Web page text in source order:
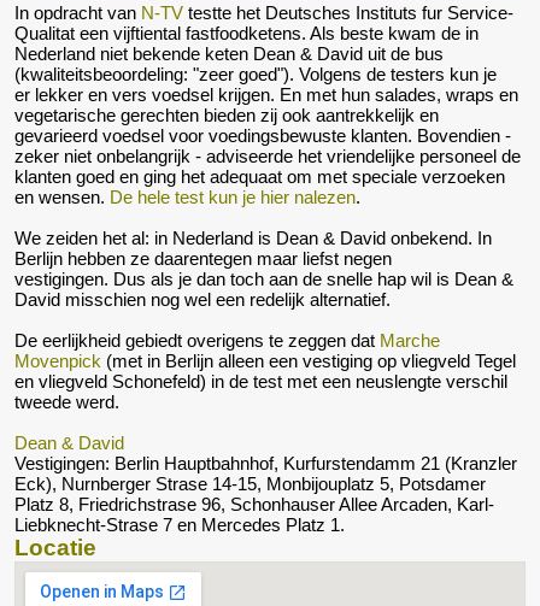
In opdracht van N-TV testte het Deutsches Instituts fur Service-
Qualitat een vijftiental fastfoodketens. Als beste kwam de in
Nederland niet bekende keten Dean & David uit de bus
(kwaliteitsbeoordeling: "zeer goed"). Volgens de testers kun je
er lekker en vers voedsel krijgen. En met hun salades, wraps en
vegetarische gerechten bieden zij ook aantrekkelijk en
gevarieerd voedsel voor voedingsbewuste klanten. Bovendien -
zeker niet onbelangrijk - adviseerde het vriendelijke personeel de
klanten goed en ging het adequaat om met speciale verzoeken
en wensen. De hele test kun je hier nalezen.
We zeiden het al: in Nederland is Dean & David onbekend. In
Berlijn hebben ze daarentegen maar liefst negen
vestigingen. Dus als je dan toch aan de snelle hap wil is Dean &
David misschien nog wel een redelijk alternatief.
De eerlijkheid gebiedt overigens te zeggen dat Marche
Movenpick (met in Berlijn alleen een vestiging op vliegveld Tegel
en vliegveld Schonefeld) in de test met een neuslengte verschil
tweede werd.
Dean & David
Vestigingen: Berlin Hauptbahnhof, Kurfurstendamm 21 (Kranzler
Eck), Nurnberger Strase 14-15, Monbijouplatz 5, Potsdamer
Platz 8, Friedrichstrase 96, Schonhauser Allee Arcaden, Karl-
Liebknecht-Strase 7 en Mercedes Platz 1.
Locatie